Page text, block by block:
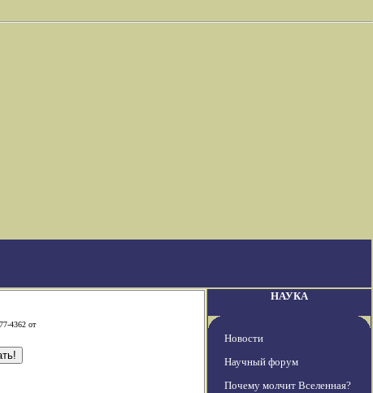
4362 от
НАУКА
Новости
Научный форум
Почему молчит Вселенная?